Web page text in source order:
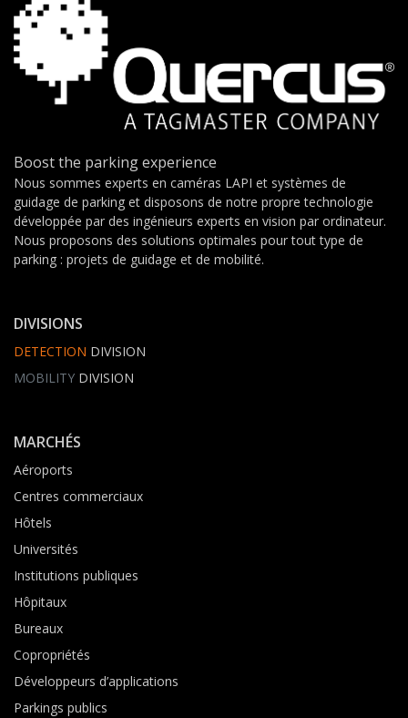
Boost the parking experience
Nous sommes experts en caméras LAPI et systèmes de
guidage de parking et disposons de notre propre technologie
développée par des ingénieurs experts en vision par ordinateur.
Nous proposons des solutions optimales pour tout type de
parking : projets de guidage et de mobilité.
DIVISIONS
DETECTION DIVISION
MOBILITY DIVISION
MARCHÉS
Aéroports
Centres commerciaux
Hôtels
Universités
Institutions publiques
Hôpitaux
Bureaux
Copropriétés
Développeurs d’applications
Parkings publics